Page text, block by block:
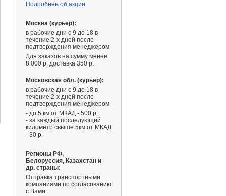
1 664 ₽ 1 156 ₽
Подробнее об акции
Москва (курьер):
в рабочие дни с 9 до 18 в
течение 2-х дней после
подтверждения менеджером
Для заказов на сумму менее
8 000 р. доставка 350 р.
Московская обл. (курьер):
в рабочие дни с 9 до 18 в
течение 2-х дней после
подтверждения менеджером
- до 5 км от МКАД - 500 р;
- за каждый последующий
километр свыше 5км от МКАД
- 30 р.
Регионы РФ,
Белоруссия, Казахстан и
др. страны:
Отправка транспортными
компаниями по согласованию
с Вами.